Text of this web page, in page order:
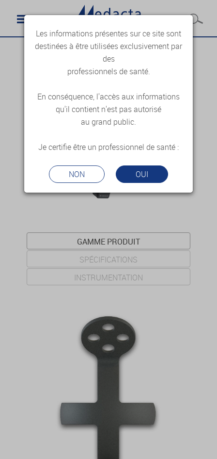
GAMME PRODUIT
SPÉCIFICATIONS
INSTRUMENTATION
Les informations présentes sur ce site sont
destinées à être utilisées exclusivement par
des
professionnels de santé.
En conséquence, l'accès aux informations
qu'il contient n'est pas autorisé
au grand public.
Je certifie être un professionnel de santé :
NON OUI